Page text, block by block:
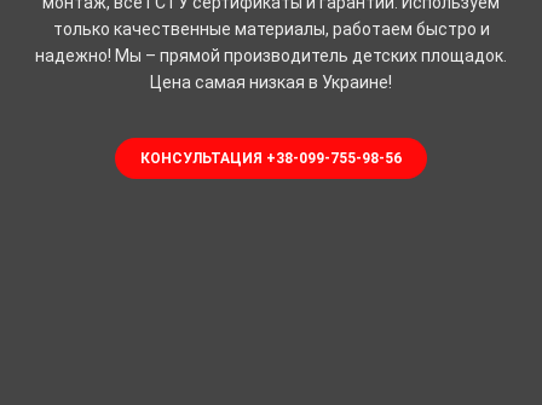
только качественные материалы, работаем быстро и
надежно! Мы – прямой производитель детских площадок.
Цена самая низкая в Украине!
КОНСУЛЬТАЦИЯ +38-099-755-98-56